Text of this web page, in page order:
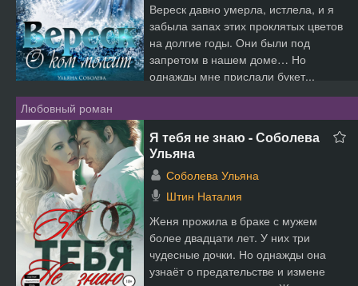
Вереск давно умерла, истлела, и я
забыла запах этих проклятых цветов
на долгие годы. Они были под
запретом в нашем доме… Но
однажды мне прислали букет...
Любовный роман
Я тебя не знаю - Соболева
Ульяна
Соболева Ульяна
Штин Наталия
Женя прожила в браке с мужем
более двадцати лет. У них три
чудесные дочки. Но однажды она
узнаёт о предательстве и измене